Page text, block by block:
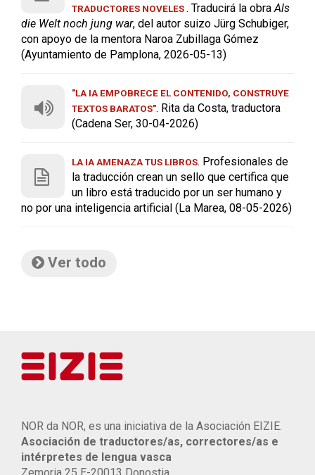
TRADUCTORES NOVELES. Traducirá la obraAls
die Welt noch jung war, del autor suizo Jürg Schubiger,
con apoyo de la mentora Naroa Zubillaga Gómez
(Ayuntamiento de Pamplona, 2026-05-13)
"LA IA EMPOBRECE EL CONTENIDO, CONSTRUYE
TEXTOS BARATOS". Rita da Costa, traductora
(Cadena Ser, 30-04-2026)
LA IA AMENAZA TUS LIBROS. Profesionales de
la traducción crean un sello que certifica que
un libro está traducido por un ser humano y
no por una inteligencia artificial (La Marea, 08-05-2026)
Ver todo
NOR da NOR, es una iniciativa de la Asociación EIZIE.
Asociación de traductores/as, correctores/as e
intérpretes de lengua vasca